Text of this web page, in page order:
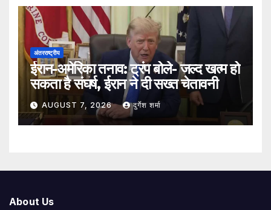
अंतरराष्ट्रीय
ईरान-अमेरिका तनाव: ट्रंप बोले- जल्द खत्म हो
सकता है संघर्ष, ईरान ने दी सख्त चेतावनी
AUGUST 7, 2026 दुर्गेश शर्मा
About Us